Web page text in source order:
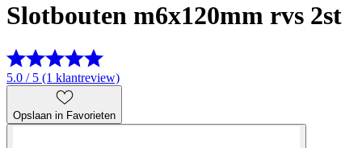
Slotbouten m6x120mm rvs 2st
5.0 / 5 (1 klantreview)
Opslaan in Favorieten